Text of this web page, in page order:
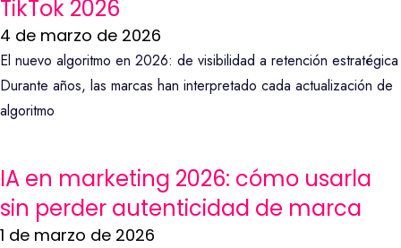
TikTok 2026
4 de marzo de 2026
El nuevo algoritmo en 2026: de visibilidad a retención estratégica
Durante años, las marcas han interpretado cada actualización de
algoritmo
IA en marketing 2026: cómo usarla
sin perder autenticidad de marca
1 de marzo de 2026